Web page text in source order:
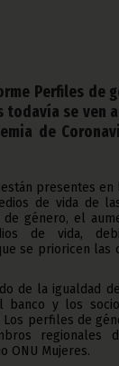
Perfiles de
todavía se ven
de
presentes en
de vida de
género, el
de vida,
se prioricen las
de la igualdad
banco y los
perfiles de
regionales
ONU Mujeres.